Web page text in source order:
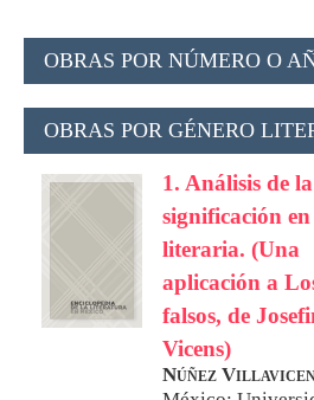
OBRAS POR NÚMERO O
OBRAS POR GÉNERO
1. Análisis de la
significación
literaria. (Una
aplicación a
falsos, de
Vicens)
Núñez